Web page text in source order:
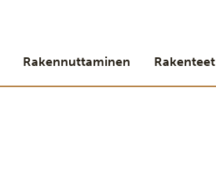
Rakennuttaminen Rakenteet